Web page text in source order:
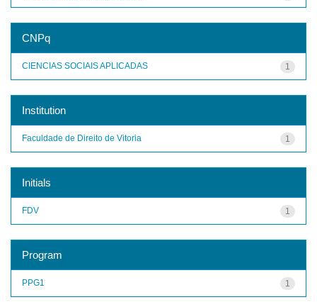
CNPq
1
CIENCIAS SOCIAIS APLICADAS
Institution
1
Faculdade de Direito de Vitoria
Initials
1
FDV
Program
1
PPG1